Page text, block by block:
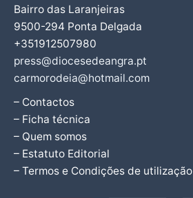
Bairro das Laranjeiras
9500-294 Ponta Delgada
+351912507980
press@diocesedeangra.pt
carmorodeia@hotmail.com
– Contactos
– Ficha técnica
– Quem somos
– Estatuto Editorial
– Termos e Condições de utilização